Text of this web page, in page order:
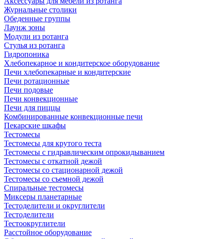
Журнальные столики
Обеденные группы
Лаунж зоны
Модули из ротанга
Стулья из ротанга
Гидропоника
Хлебопекарное и кондитерское оборудование
Печи хлебопекарные и кондитерские
Печи ротационные
Печи подовые
Печи конвекционные
Печи для пиццы
Комбинированные конвекционные печи
Пекарские шкафы
Тестомесы
Тестомесы для крутого теста
Тестомесы с гидравлическим опрокидыванием
Тестомесы с откатной дежой
Тестомесы со стационарной дежой
Тестомесы со съемной дежой
Спиральные тестомесы
Миксеры планетарные
Тестоделители и округлители
Тестоделители
Тестоокруглители
Расстойное оборудование